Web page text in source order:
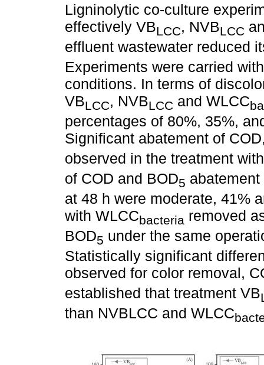
Ligninolytic co-culture
effectively VBLCC, NVBLCC
effluent wastewater reduced
Experiments were carried
conditions. In terms of
VBLCC, NVBLCC and WLCC
percentages of 80%, 35%,
Significant abatement of
observed in the treatment
of COD and BOD5
at 48 h were moderate, 41%
with WLCCbacteria removed
BOD5 under the same
Statistically significant
observed for color removal,
established that treatment VB
than NVBLCC and WLCC